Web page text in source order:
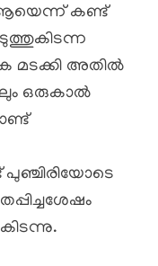
ആയെന്ന് കണ്ട്
അതിൽ
ഒരുകാൽ